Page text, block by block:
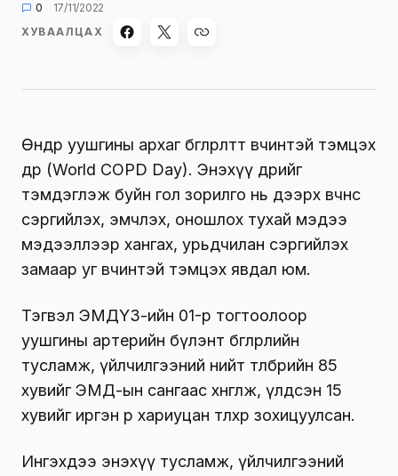
0
17/11/2022
ХУВААЛЦАХ
Өнөөдөр уушгины архаг бөглөрөлтөт өвчинтэй тэмцэх
өдөр (World COPD Day). Энэхүү өдрийг
тэмдэглэж буйн гол зорилго нь дээрх өвчнөөс
сэргийлэх, эмчлэх, оношлох тухай мэдээ
мэдээллээр хангах, урьдчилан сэргийлэх
замаар уг өвчинтэй тэмцэх явдал юм.
Тэгвэл ЭМДҮЗ-ийн 01-р тогтоолоор
уушгины артерийн бүлэнт бөглөрлийн
тусламж, үйлчилгээний нийт төлбөрийн 85
хувийг ЭМД-ын сангаас хөнгөлж, үлдсэн 15
хувийг иргэн өөрөө хариуцан төлөхөөр зохицуулсан.
Ингэхдээ энэхүү тусламж, үйлчилгээний